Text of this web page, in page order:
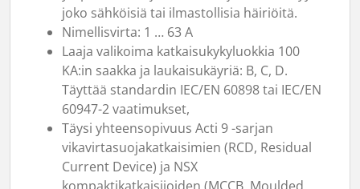
joko sähköisiä tai ilmastollisia häiriöitä.
Nimellisvirta: 1 … 63 A
Laaja valikoima katkaisukykyluokkia 100
KA:in saakka ja laukaisukäyriä: B, C, D.
Täyttää standardin IEC/EN 60898 tai IEC/EN
60947-2 vaatimukset,
Täysi yhteensopivuus Acti 9 -sarjan
vikavirtasuojakatkaisimien (RCD, Residual
Current Device) ja NSX